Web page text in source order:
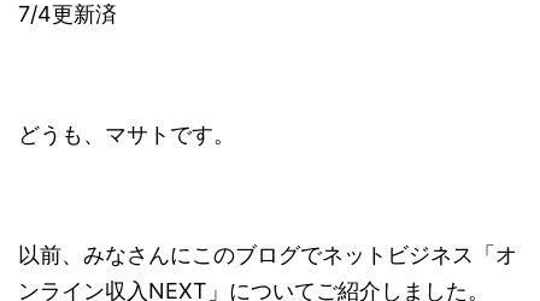
7/4更新済
どうも、マサトです。
以前、みなさんにこのブログでネットビジネス「オ
ンライン収入NEXT」についてご紹介しました。